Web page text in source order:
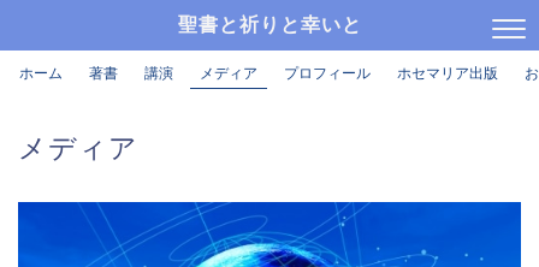
聖書と祈りと幸いと
ホーム 著書 講演 メディア プロフィール ホセマリア出版
メディア